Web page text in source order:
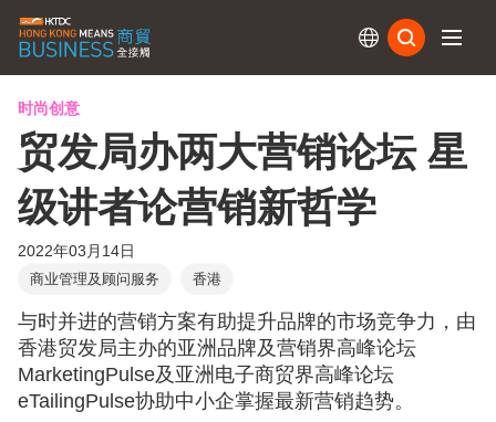
时尚创意
贸发局办两大营销论坛 星
级讲者论营销新哲学
2022年03月14日
商业管理及顾问服务 香港
与时并进的营销方案有助提升品牌的市场竞争力，由
香港贸发局主办的亚洲品牌及营销界高峰论坛
MarketingPulse及亚洲电子商贸界高峰论坛
eTailingPulse协助中小企掌握最新营销趋势。